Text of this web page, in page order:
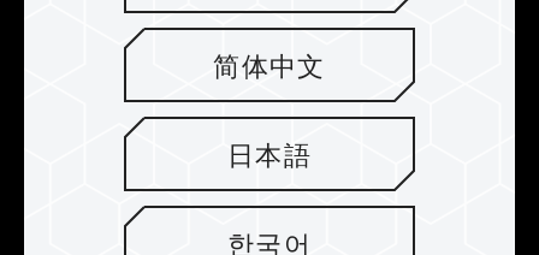
Motherboard-Herstellers.
简体中文
日本語
한국어